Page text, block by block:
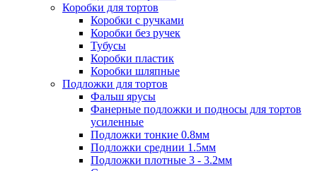
Коробки для тортов
Коробки с ручками
Коробки без ручек
Тубусы
Коробки пластик
Коробки шляпные
Подложки для тортов
Фальш ярусы
Фанерные подложки и подносы для тортов
усиленные
Подложки тонкие 0.8мм
Подложки среднии 1.5мм
Подложки плотные 3 - 3.2мм